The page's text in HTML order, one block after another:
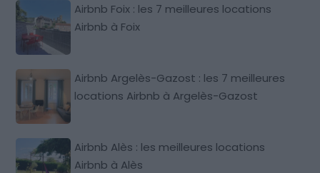
Airbnb Foix : les 7 meilleures locations
Airbnb à Foix
Airbnb Argelès-Gazost : les 7 meilleures
locations Airbnb à Argelès-Gazost
Airbnb Alès : les meilleures locations
Airbnb à Alès